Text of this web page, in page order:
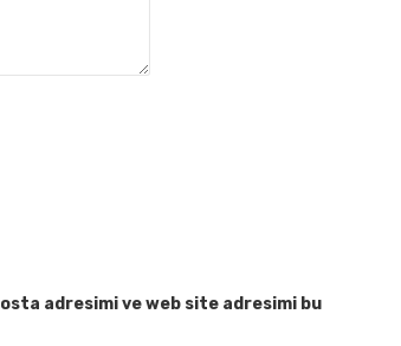
adresimi ve web site adresimi bu